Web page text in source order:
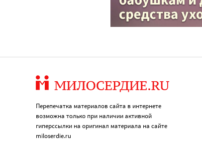
Перепечатка материалов сайта в интернете
возможна только при наличии активной
гиперссылки на оригинал материала на сайте
miloserdie.ru